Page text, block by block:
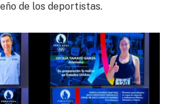
de los deportistas.